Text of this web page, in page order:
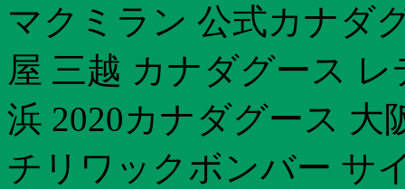
マクミラン 公式カナダ
屋 三越 カナダグース
浜 2020カナダグース
チリワックボンバー サ